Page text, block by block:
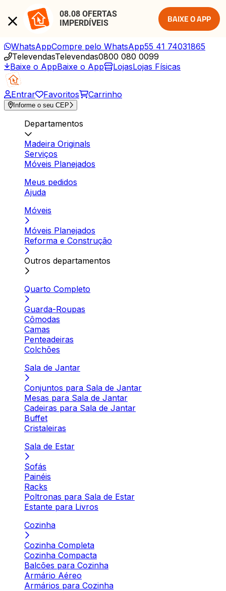
08.08 OFERTAS
IMPERDÍVEIS
BAIXE O APP
WhatsAppCompre pelo WhatsApp55 41 74031865
TelevendasTelevendas0800 080 0099
Baixe o AppBaixe o App LojasLojas Físicas
Entrar Favoritos Carrinho
Informe o seu CEP
Departamentos
Madeira Originals
Serviços
Móveis Planejados
Meus pedidos
Ajuda
Móveis
Móveis Planejados
Reforma e Construção
Outros departamentos
Quarto Completo
Guarda-Roupas
Cômodas
Camas
Penteadeiras
Colchões
Sala de Jantar
Conjuntos para Sala de Jantar
Mesas para Sala de Jantar
Cadeiras para Sala de Jantar
Buffet
Cristaleiras
Sala de Estar
Sofás
Painéis
Racks
Poltronas para Sala de Estar
Estante para Livros
Cozinha
Cozinha Completa
Cozinha Compacta
Balcões para Cozinha
Armário Aéreo
Armários para Cozinha